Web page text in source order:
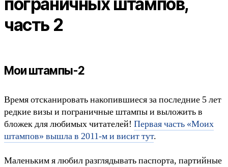
часть 2
Мои штампы-2
Время отсканировать накопившиеся за последние 5 лет
редкие визы и пограничные штампы и выложить в
бложек для любимых читателей! Первая часть «Моих
штампов» вышла в 2011-м и висит тут.
Маленьким я любил разглядывать паспорта, партийные